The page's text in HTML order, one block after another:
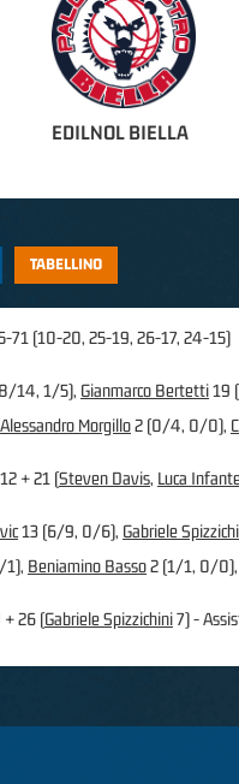
EDILNOL BIELLA
TABELLINO
71 (10-20, 25-19, 26-17, 24-15)
14, 1/5), Gianmarco Bertetti19
Alessandro Morgillo2 (0/4, 0/0),
+ 21 (Steven Davis, Luca
13 (6/9, 0/6), Gabriele
Beniamino Basso2 (1/1, 0/0),
+ 26 (Gabriele Spizzichini7) -